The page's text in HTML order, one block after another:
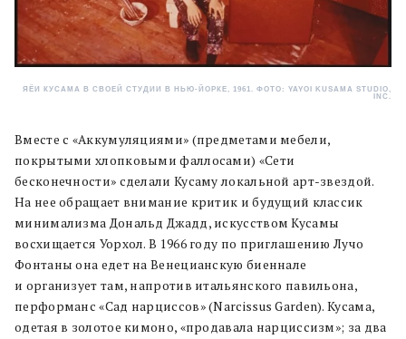
ЯЁИ КУСАМА В СВОЕЙ СТУДИИ В НЬЮ-ЙОРКЕ, 1961. ФОТО: YAYOI KUSAMA STUDIO,
INC.
Вместе с «Аккумуляциями» (предметами мебели,
покрытыми хлопковыми фаллосами) «Сети
бесконечности» сделали Кусаму локальной арт-звездой.
На нее обращает внимание критик и будущий классик
минимализма Дональд Джадд, искусством Кусамы
восхищается Уорхол. В 1966 году по приглашению Лучо
Фонтаны она едет на Венецианскую биеннале
и организует там, напротив итальянского павильона,
перформанс «Сад нарциссов» (Narcissus Garden). Кусама,
одетая в золотое кимоно, «продавала нарциссизм»; за два